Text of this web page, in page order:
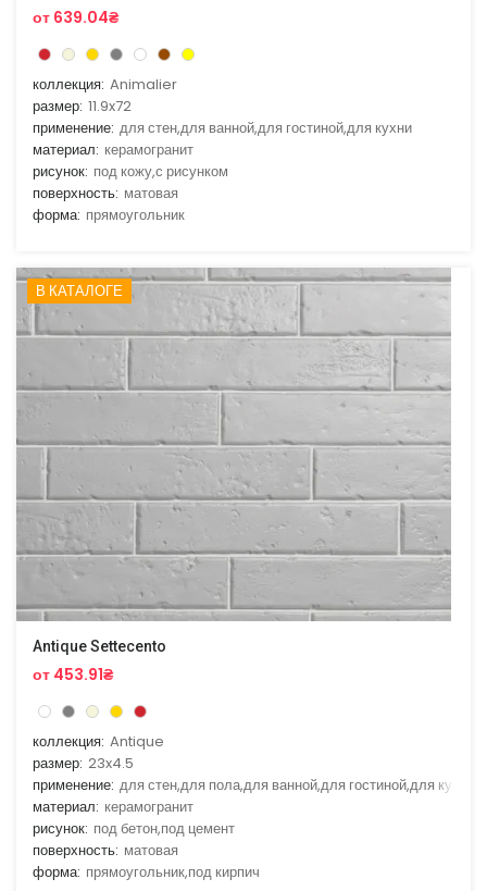
от 639.04₴
коллекция: Animalier
размер: 11.9x72
применение: для стен,для ванной,для гостиной,для кухни
материал: керамогранит
рисунок: под кожу,с рисунком
поверхность: матовая
форма: прямоугольник
В КАТАЛОГЕ
Antique Settecento
от 453.91₴
коллекция: Antique
размер: 23x4.5
применение: для стен,для пола,для ванной,для гостиной,для кухни
материал: керамогранит
рисунок: под бетон,под цемент
поверхность: матовая
форма: прямоугольник,под кирпич